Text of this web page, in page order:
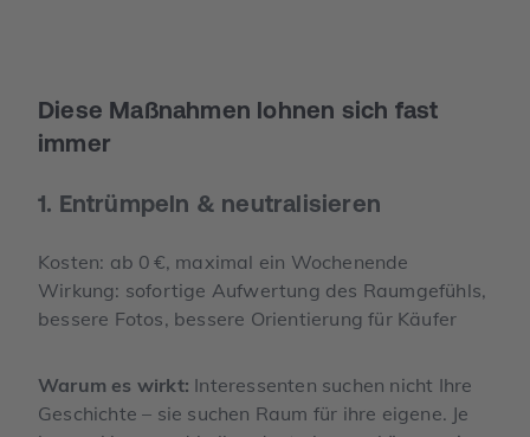
Diese Maßnahmen lohnen sich fast
immer
1. Entrümpeln & neutralisieren
Kosten: ab 0 €, maximal ein Wochenende
Wirkung: sofortige Aufwertung des Raumgefühls,
bessere Fotos, bessere Orientierung für Käufer
Warum es wirkt: Interessenten suchen nicht Ihre
Geschichte – sie suchen Raum für ihre eigene. Je